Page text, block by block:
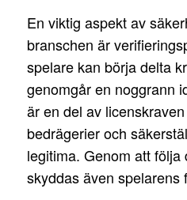
En viktig aspekt av
branschen är
spelare kan börja delta
genomgår en noggrann
är en del av
bedrägerier och
legitima. Genom att följa
skyddas även spelarens